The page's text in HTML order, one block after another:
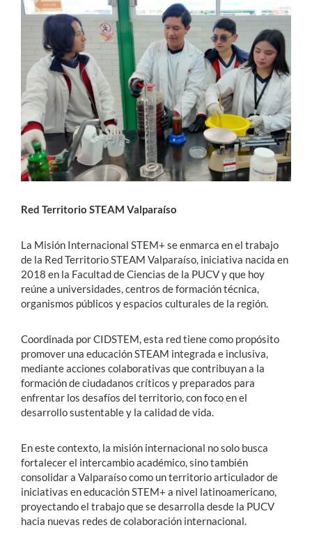
Red Territorio STEAM Valparaíso
La Misión Internacional STEM+ se enmarca en el trabajo
de la Red Territorio STEAM Valparaíso, iniciativa nacida en
2018 en la Facultad de Ciencias de la PUCV y que hoy
reúne a universidades, centros de formación técnica,
organismos públicos y espacios culturales de la región.
Coordinada por CIDSTEM, esta red tiene como propósito
promover una educación STEAM integrada e inclusiva,
mediante acciones colaborativas que contribuyan a la
formación de ciudadanos críticos y preparados para
enfrentar los desafíos del territorio, con foco en el
desarrollo sustentable y la calidad de vida.
En este contexto, la misión internacional no solo busca
fortalecer el intercambio académico, sino también
consolidar a Valparaíso como un territorio articulador de
iniciativas en educación STEM+ a nivel latinoamericano,
proyectando el trabajo que se desarrolla desde la PUCV
hacia nuevas redes de colaboración internacional.